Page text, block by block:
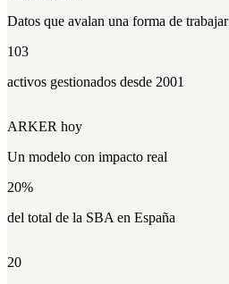
Datos que avalan una forma de trabajar
103
activos gestionados desde 2001
ARKER hoy
Un modelo con impacto real
20%
del total de la SBA en España
20